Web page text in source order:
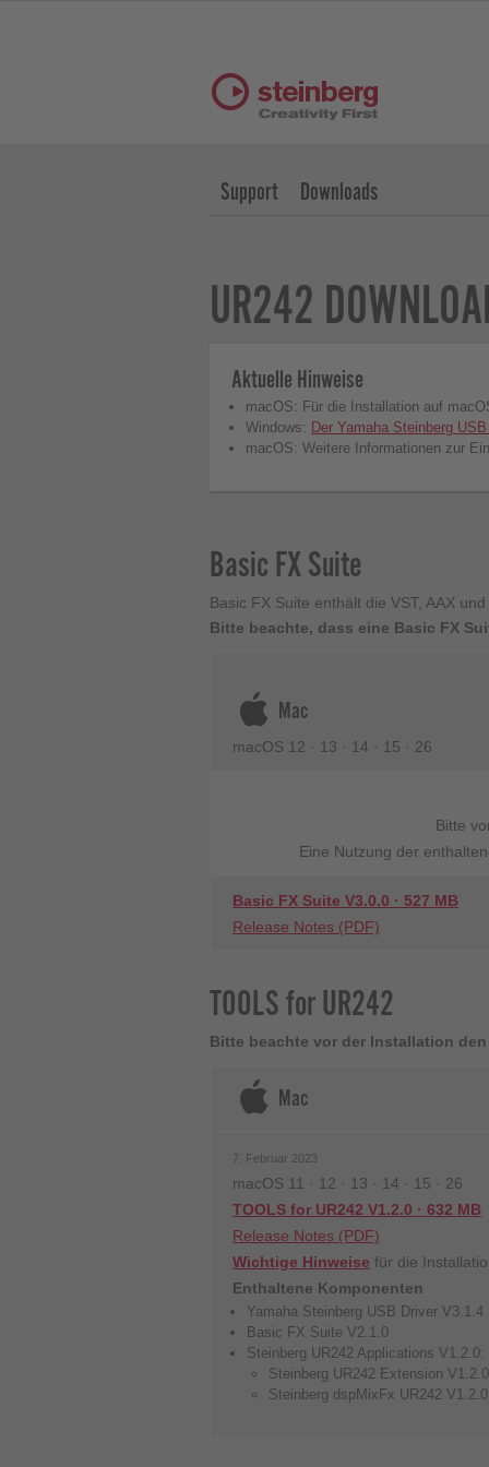
Support Downloads
UR242
Aktuelle Hinweise
macOS: Für die Installation auf
Windows: Der Yamaha Steinberg
macOS: Weitere Informationen zur
Basic FX Suite
Basic FX Suite enthält die VST, AAX
Bitte beachte, dass eine Basic FX
Mac
macOS 12 · 13 · 14 · 15 · 26
Bitte
Eine Nutzung der
Basic FX Suite V3.0.0 · 527 MB
Release Notes (PDF)
TOOLS for UR242
Bitte beachte vor der Installation
Mac
7. Februar 2023
macOS 11 · 12 · 13 · 14 · 15 · 26
TOOLS for UR242 V1.2.0 · 632 MB
Release Notes (PDF)
Wichtige Hinweise für die
Enthaltene Komponenten
Yamaha Steinberg USB Driver V3.1.4
Basic FX Suite V2.1.0
Steinberg UR242 Applications V1.2.0:
Steinberg UR242 Extension V1.2.0
Steinberg dspMixFx UR242 V1.2.0